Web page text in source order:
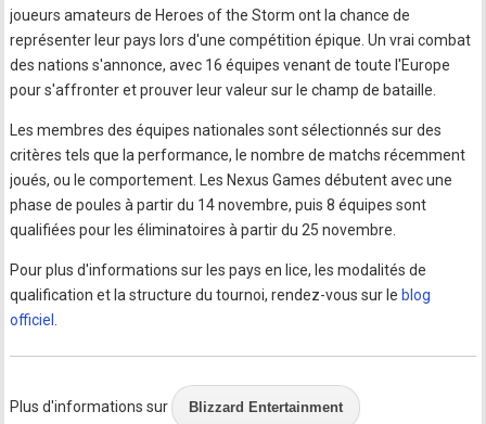
joueurs amateurs de Heroes of the Storm ont la chance de
représenter leur pays lors d'une compétition épique. Un vrai combat
des nations s'annonce, avec 16 équipes venant de toute l'Europe
pour s'affronter et prouver leur valeur sur le champ de bataille.
Les membres des équipes nationales sont sélectionnés sur des
critères tels que la performance, le nombre de matchs récemment
joués, ou le comportement. Les Nexus Games débutent avec une
phase de poules à partir du 14 novembre, puis 8 équipes sont
qualifiées pour les éliminatoires à partir du 25 novembre.
Pour plus d'informations sur les pays en lice, les modalités de
qualification et la structure du tournoi, rendez-vous sur leblog
officiel
Plus d'informations sur Blizzard Entertainment